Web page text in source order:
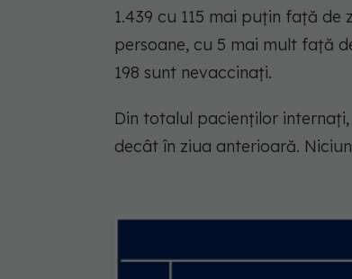
1.439 cu 115 mai puțin față de
persoane, cu 5 mai mult față
198 sunt nevaccinați.
Din totalul pacienților
decât în ziua anterioară.